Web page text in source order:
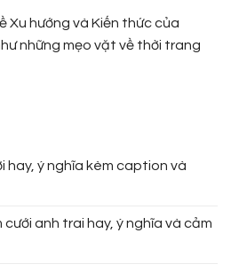
Xu hướng và Kiến thức của
những mẹo vặt về thời trang
hay, ý nghĩa kèm caption và
cưới anh trai hay, ý nghĩa và cảm